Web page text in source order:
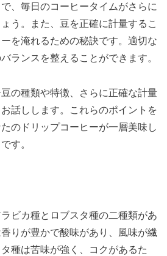
、毎日のコーヒータイムがさらに
う。また、豆を正確に計量するこ
を淹れるための秘訣です。適切な
ランスを整えることができます。
の種類や特徴、さらに正確な計量
話しします。これらのポイントを
のドリップコーヒーが一層美味し
す。
ビカ種とロブスタ種の二種類があ
りが豊かで酸味があり、風味が繊
種は苦味が強く、コクがあるた